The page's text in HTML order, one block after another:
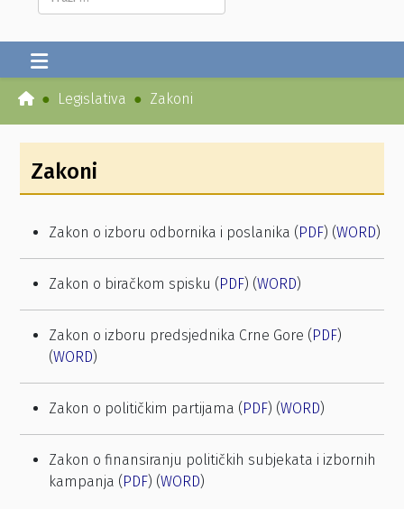
Legislativa Zakoni
Zakoni
Zakon o izboru odbornika i poslanika ( PDF) (WORD)
Zakon o biračkom spisku ( PDF) (WORD)
Zakon o izboru predsjednika Crne Gore ( PDF)
(WORD)
Zakon o političkim partijama ( PDF) (WORD)
Zakon o finansiranju političkih subjekata i izbornih
kampanja ( PDF) (WORD)